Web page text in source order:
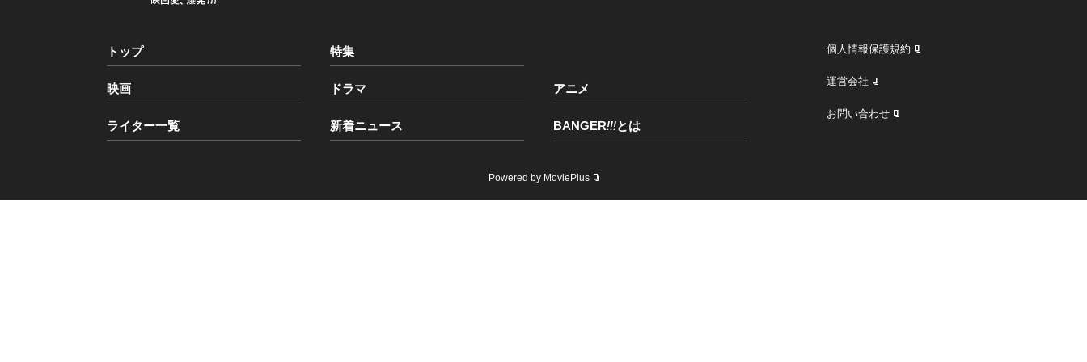
トップ 特集
映画 ドラマ アニメ
ライター一覧 新着ニュース BANGER!!!とは
個人情報保護規約
運営会社
お問い合わせ
Powered by MoviePlus